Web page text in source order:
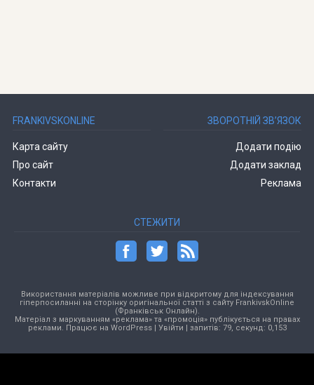
FRANKIVSKONLINE
Карта сайту
Про сайт
Контакти
ЗВОРОТНІЙ ЗВ’ЯЗОК
Додати подію
Додати заклад
Реклама
СТЕЖИТИ
Використання матеріалів можливе при відкритому для індексування
гіперпосиланні на сторінку оригінальної статті з сайту FrankivskOnline
(Франківськ Онлайн).
Матеріал з маркуванням «реклама» та «промоція» публікується на правах
реклами. Працює на WordPress| Увійти | запитів: 79, секунд: 0,153